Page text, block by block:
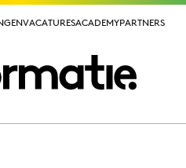
VACATURESACADEMYPARTNERS
VACATURESACADEMYPARTNERS